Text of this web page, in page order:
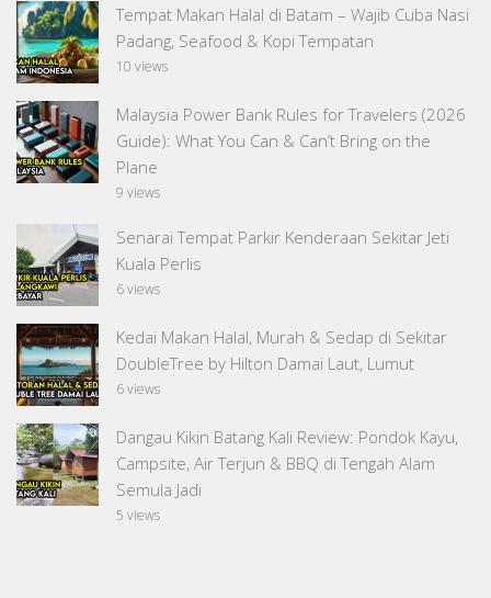
Tempat Makan Halal di Batam – Wajib Cuba Nasi
Padang, Seafood & Kopi Tempatan
10 views
Malaysia Power Bank Rules for Travelers (2026
Guide): What You Can & Can’t Bring on the
Plane
9 views
Senarai Tempat Parkir Kenderaan Sekitar Jeti
Kuala Perlis
6 views
Kedai Makan Halal, Murah & Sedap di Sekitar
DoubleTree by Hilton Damai Laut, Lumut
6 views
Dangau Kikin Batang Kali Review: Pondok Kayu,
Campsite, Air Terjun & BBQ di Tengah Alam
Semula Jadi
5 views